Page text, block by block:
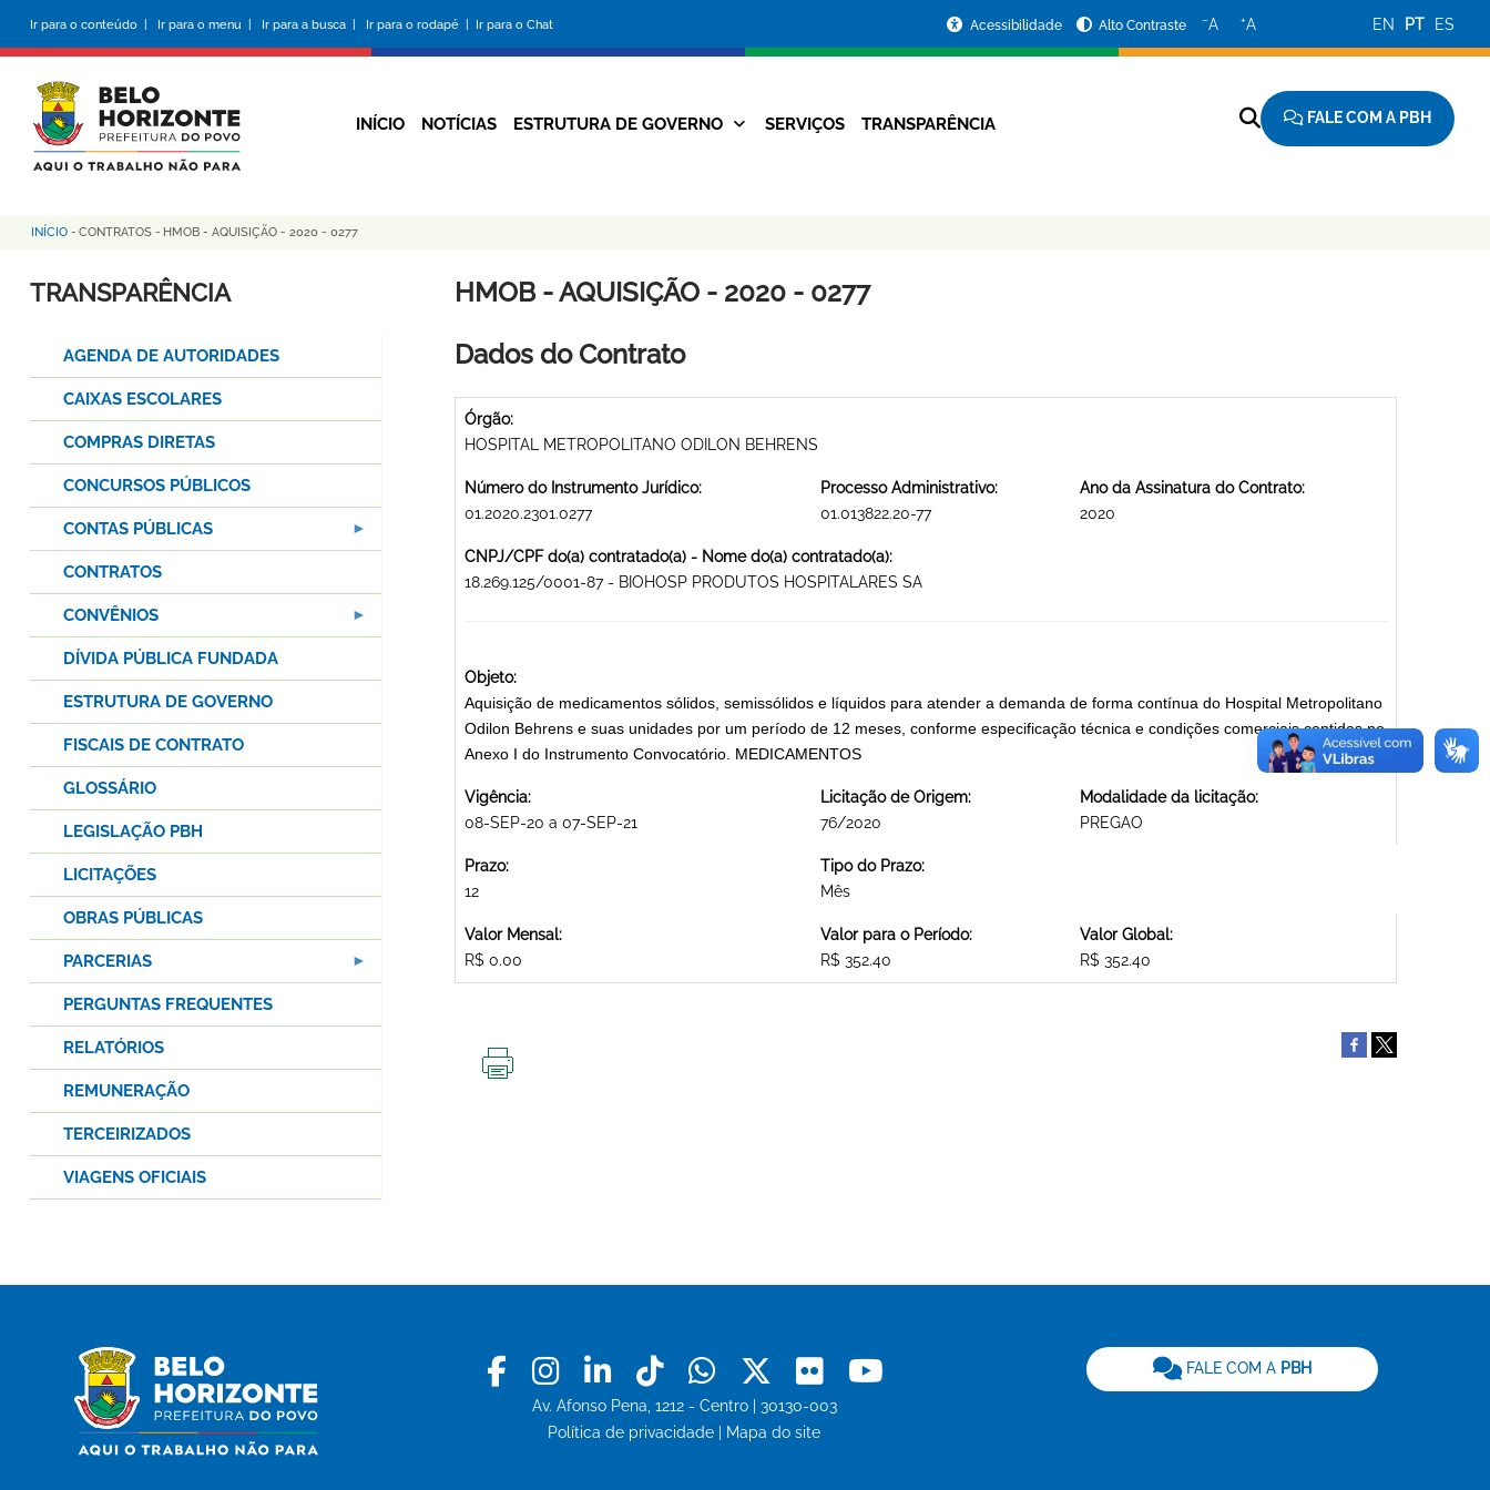
conteúdo
principal
Ir para o conteúdo | Ir para o menu | Ir para a busca | Ir para o rodapé | Ir para o Chat
da
Prefeitura
Acessibilidade Alto Contraste −A +A EN PT ES
Navegação
INÍCIO NOTÍCIAS ESTRUTURA DE GOVERNO SERVIÇOS TRANSPARÊNCIA FALE COM A PBH
Trilha
de
INÍCIO - CONTRATOS - HMOB - AQUISIÇÃO - 2020 - 0277
HMOB - AQUISIÇÃO - 2020 - 0277
Dados do Contrato
Órgão:
HOSPITAL METROPOLITANO ODILON BEHRENS
Número do Instrumento Jurídico:
01.2020.2301.0277
Processo Administrativo:
01.013822.20-77
Ano da Assinatura do Contrato:
2020
CNPJ/CPF do(a) contratado(a) - Nome do(a) contratado(a):
18.269.125/0001-87 - BIOHOSP PRODUTOS HOSPITALARES SA
Objeto:
Aquisição de medicamentos sólidos, semissólidos e líquidos para atender a demanda de forma contínua do Hospital Metropolitano
Odilon Behrens e suas unidades por um período de 12 meses, conforme especificação técnica e condições comerciais contidas no
Anexo I do Instrumento Convocatório. MEDICAMENTOS
Vigência:
08-SEP-20 a 07-SEP-21
Licitação de Origem:
76/2020
Modalidade da licitação:
PREGAO
Prazo:
12
Tipo do Prazo:
Mês
Valor Mensal:
R$ 0.00
Valor para o Período:
R$ 352.40
Valor Global:
R$ 352.40
TRANSPARÊNCIA
AGENDA DE AUTORIDADES
CAIXAS ESCOLARES
COMPRAS DIRETAS
CONCURSOS PÚBLICOS
CONTAS PÚBLICAS
CONTRATOS
CONVÊNIOS
DÍVIDA PÚBLICA FUNDADA
ESTRUTURA DE GOVERNO
FISCAIS DE CONTRATO
GLOSSÁRIO
LEGISLAÇÃO PBH
LICITAÇÕES
OBRAS PÚBLICAS
PARCERIAS
PERGUNTAS FREQUENTES
RELATÓRIOS
REMUNERAÇÃO
TERCEIRIZADOS
VIAGENS OFICIAIS
Facebook
Instagram
LinkedinTiktokWhatsapp
X Flickr
Av. Afonso Pena, 1212 - Centro | 30130-003
Política de privacidade
Mapa do site
FALE COM A PBH